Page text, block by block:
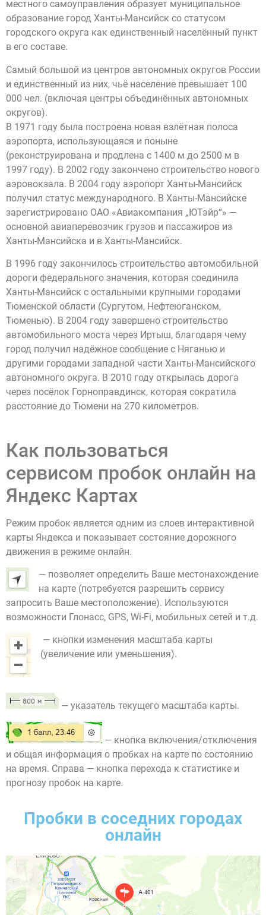
местного самоуправления образует муниципальное
образование город Ханты-Мансийск со статусом
городского округа как единственный населённый пункт
в его составе.
Самый большой из центров автономных округов России
и единственный из них, чьё население превышает 100
000 чел. (включая центры объединённых автономных
округов).
В 1971 году была построена новая взлётная полоса
аэропорта, использующаяся и поныне
(реконструирована и продлена с 1400 м до 2500 м в
1997 году). В 2002 году закончено строительство нового
аэровокзала. В 2004 году аэропорт Ханты-Мансийск
получил статус международного. В Ханты-Мансийске
зарегистрировано ОАО «Авиакомпания „ЮТэйр“» —
основной авиаперевозчик грузов и пассажиров из
Ханты-Мансийска и в Ханты-Мансийск.
В 1996 году закончилось строительство автомобильной
дороги федерального значения, которая соединила
Ханты-Мансийск с остальными крупными городами
Тюменской области (Сургутом, Нефтеюганском,
Тюменью). В 2004 году завершено строительство
автомобильного моста через Иртыш, благодаря чему
город получил надёжное сообщение с Няганью и
другими городами западной части Ханты-Мансийского
автономного округа. В 2010 году открылась дорога
через посёлок Горноправдинск, которая сократила
расстояние до Тюмени на 270 километров.
Как пользоваться
сервисом пробок онлайн на
Яндекс Картах
Режим пробок является одним из слоев интерактивной
карты Яндекса и показывает состояние дорожного
движения в режиме онлайн.
— позволяет определить Ваше местонахождение
на карте (потребуется разрешить сервису
запросить Ваше местоположение). Используются
возможности Глонасс, GPS, Wi-Fi, мобильных сетей и т.д.
— кнопки изменения масштаба карты
(увеличение или уменьшения).
— указатель текущего масштаба карты.
— кнопка включения/отключения
и общая информация о пробках на карте по состоянию
на время. Справа — кнопка перехода к статистике и
прогнозу пробок на карте.
Пробки в соседних городах
онлайн